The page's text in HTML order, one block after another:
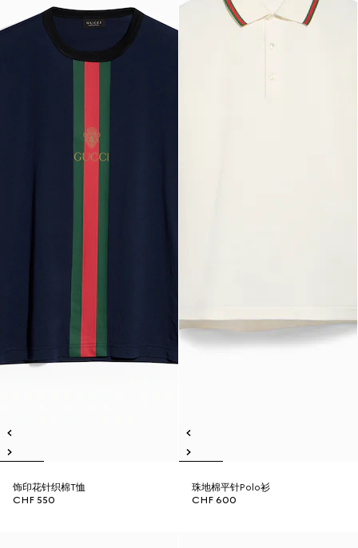
饰印花针织棉T恤
CHF 550
珠地棉平针Polo衫
CHF 600